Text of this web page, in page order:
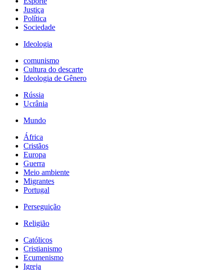
Justiça
Política
Sociedade
Ideologia
comunismo
Cultura do descarte
Ideologia de Gênero
Rússia
Ucrânia
Mundo
África
Cristãos
Europa
Guerra
Meio ambiente
Migrantes
Portugal
Perseguição
Religião
Católicos
Cristianismo
Ecumenismo
Igreja